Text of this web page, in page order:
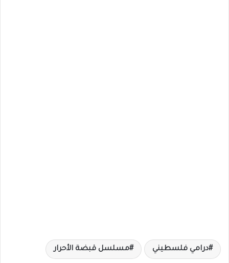
درامي فلسطيني مسلسل قبضة الأحرار